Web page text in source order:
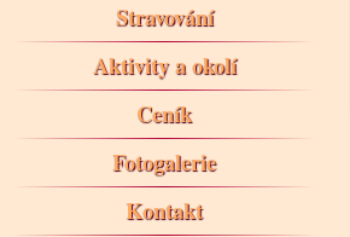
Stravování
Aktivity a okolí
Ceník
Fotogalerie
Kontakt